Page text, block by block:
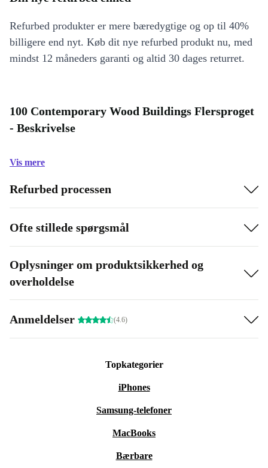
Refurbed produkter er mere bæredygtige og op til 40%
billigere end nyt. Køb dit nye refurbed produkt nu, med
mindst 12 måneders garanti og altid 30 dages returret.
100 Contemporary Wood Buildings Flersproget
- Beskrivelse
Vis mere
Refurbed processen
Ofte stillede spørgsmål
Oplysninger om produktsikkerhed og
overholdelse
Anmeldelser (4.6)
Topkategorier
iPhones
Samsung-telefoner
MacBooks
Bærbare